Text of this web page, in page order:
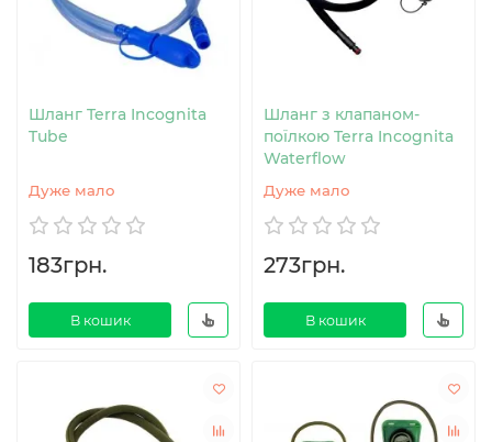
Шланг Terra Incognita
Tube
Дуже мало
183грн.
В кошик
Шланг з клапаном-
поїлкою Terra Incognita
Waterflow
Дуже мало
273грн.
В кошик